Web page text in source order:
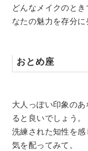
どんなメイクのと
なたの魅力を存分に
おとめ座
大人っぽい印象の
ると良いでしょう。
洗練された知性を
気を配ってみて。